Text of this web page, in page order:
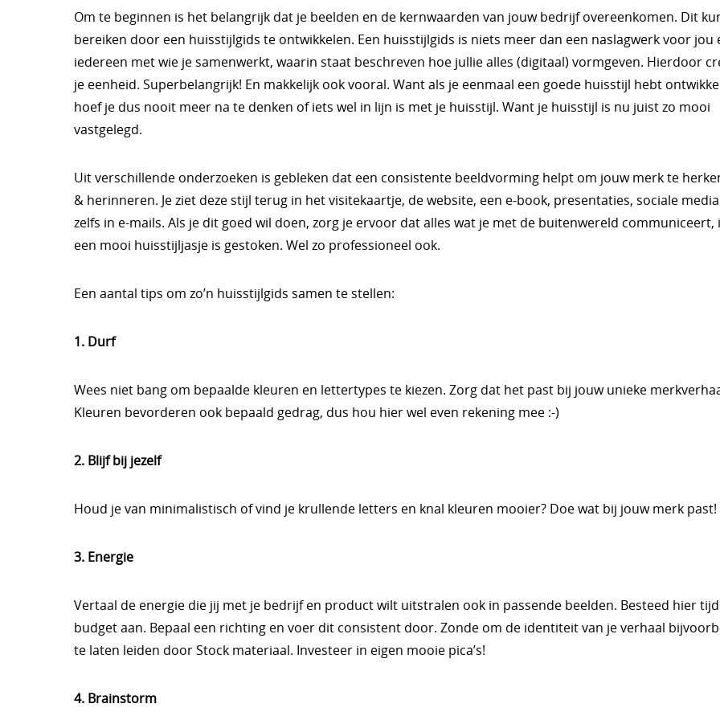
Om te beginnen is het belangrijk dat je beelden en de kernwaarden van jouw bedrijf overeenkomen. Dit
bereiken door een huisstijlgids te ontwikkelen. Een huisstijlgids is niets meer dan een naslagwerk voor jou
iedereen met wie je samenwerkt, waarin staat beschreven hoe jullie alles (digitaal) vormgeven. Hierdoor
je eenheid. Superbelangrijk! En makkelijk ook vooral. Want als je eenmaal een goede huisstijl hebt
hoef je dus nooit meer na te denken of iets wel in lijn is met je huisstijl. Want je huisstijl is nu juist zo mooi
vastgelegd.
Uit verschillende onderzoeken is gebleken dat een consistente beeldvorming helpt om jouw merk te
& herinneren. Je ziet deze stijl terug in het visitekaartje, de website, een e-book, presentaties, sociale
zelfs in e-mails. Als je dit goed wil doen, zorg je ervoor dat alles wat je met de buitenwereld communiceert,
een mooi huisstijljasje is gestoken. Wel zo professioneel ook.
Een aantal tips om zo’n huisstijlgids samen te stellen:
1. Durf
Wees niet bang om bepaalde kleuren en lettertypes te kiezen. Zorg dat het past bij jouw unieke
Kleuren bevorderen ook bepaald gedrag, dus hou hier wel even rekening mee :-)
2. Blijf bij jezelf
Houd je van minimalistisch of vind je krullende letters en knal kleuren mooier? Doe wat bij jouw merk past!
3. Energie
Vertaal de energie die jij met je bedrijf en product wilt uitstralen ook in passende beelden. Besteed hier
budget aan. Bepaal een richting en voer dit consistent door. Zonde om de identiteit van je verhaal
te laten leiden door Stock materiaal. Investeer in eigen mooie pica’s!
4. Brainstorm